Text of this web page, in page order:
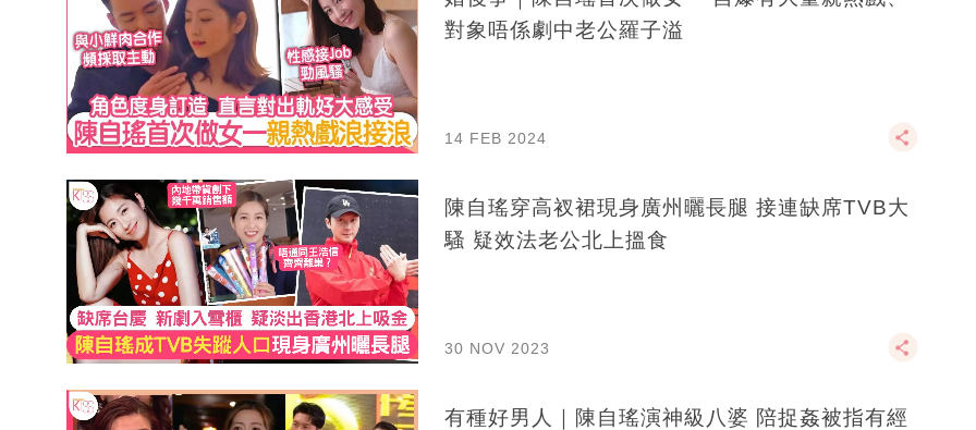
對象唔係劇中老公羅子溢
14 FEB 2024
陳自瑤穿高衩裙現身廣州曬長腿 接連缺席TVB大
騷 疑效法老公北上搵食
30 NOV 2023
有種好男人｜陳自瑤演神級八婆 陪捉姦被指有經